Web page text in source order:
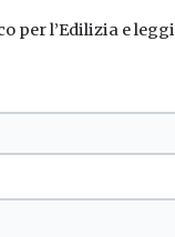
per l’Edilizia e leggi